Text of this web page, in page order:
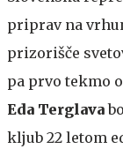
priprav na
prizorišče
pa prvo tekmo
Eda Terglava
kljub 22 letom